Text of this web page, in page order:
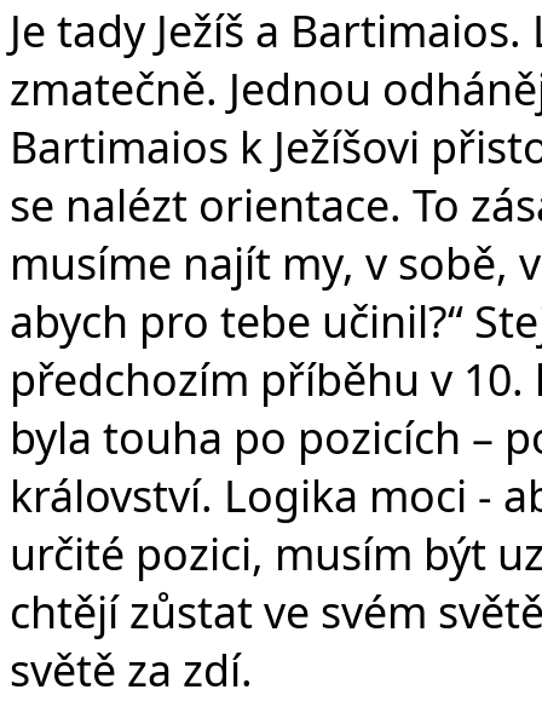
Je tady Ježíš a
zmatečně. Jednou
Bartimaios k Ježíšovi
se nalézt orientace. To
musíme najít my, v sobě,
abych pro tebe učinil?“
předchozím příběhu v
byla touha po pozicích –
království. Logika moci -
určité pozici, musím být
chtějí zůstat ve svém
světě za zdí.